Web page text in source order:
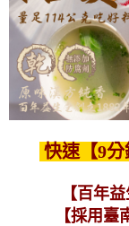
快速【9分
【百年
【採用臺